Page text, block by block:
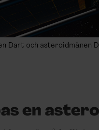
Dart och
en